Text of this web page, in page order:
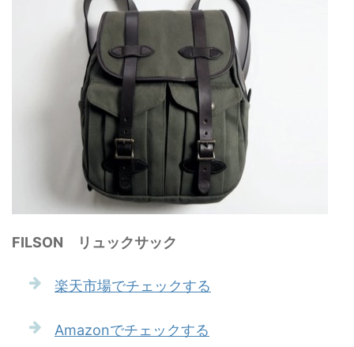
FILSON リュックサック
楽天市場でチェックする
Amazonでチェックする